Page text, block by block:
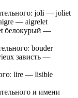
joli — joliet
— aigrelet
белокурый —
bouder —
зависть —
lire — lisible
и имени